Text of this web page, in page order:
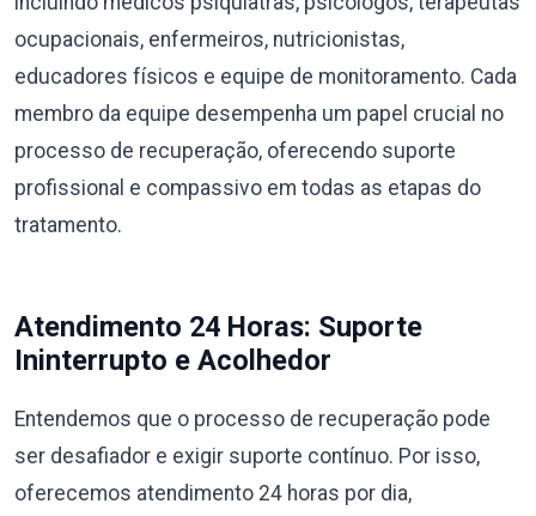
ocupacionais, enfermeiros, nutricionistas,
educadores físicos e equipe de monitoramento. Cada
membro da equipe desempenha um papel crucial no
processo de recuperação, oferecendo suporte
profissional e compassivo em todas as etapas do
tratamento.
Atendimento 24 Horas: Suporte
Ininterrupto e Acolhedor
Entendemos que o processo de recuperação pode
ser desafiador e exigir suporte contínuo. Por isso,
oferecemos atendimento 24 horas por dia,